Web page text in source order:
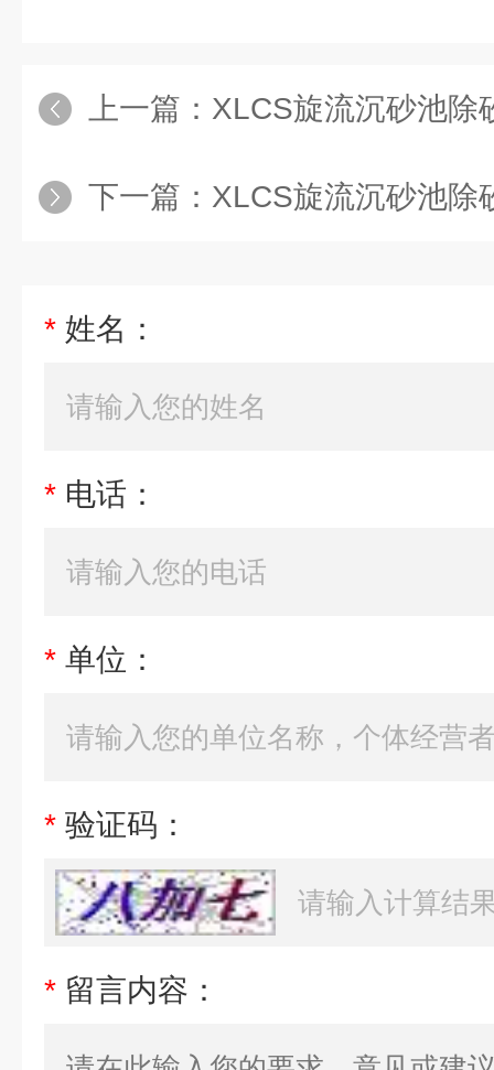
上一篇： XLCS旋流沉砂池除
下一篇： XLCS旋流沉砂池除
* 姓名：
* 电话：
* 单位：
* 验证码：
* 留言内容：